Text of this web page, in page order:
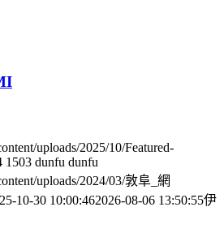
uploads/2025/10/Featured-
1503 dunfu dunfu
uploads/2024/03/敦阜_網
10-30 10:00:462026-08-06 13:50:55伊